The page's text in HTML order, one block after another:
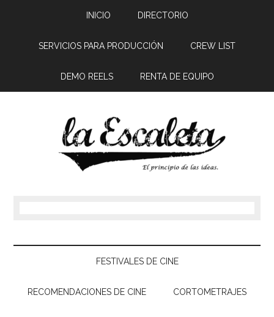
INICIO DIRECTORIO
SERVICIOS PARA PRODUCCIÓN CREW LIST
DEMO REELS RENTA DE EQUIPO
FESTIVALES DE CINE
RECOMENDACIONES DE CINE CORTOMETRAJES